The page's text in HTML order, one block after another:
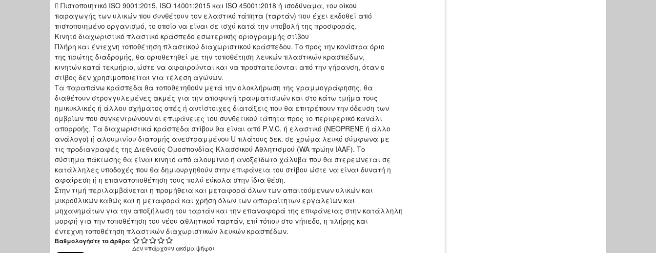
 Πιστοποιητικό ISO 9001:2015, ISO 14001:2015 και ISO 45001:2018 ή ισοδύναμα, του οίκου
παραγωγής των υλικών που συνθέτουν τον ελαστικό τάπητα (ταρτάν) που έχει εκδοθεί από
πιστοποιημένο οργανισμό, το οποίο να είναι σε ισχύ κατά την υποβολή της προσφοράς.
Κινητό διαχωριστικό πλαστικό κράσπεδο εσωτερικής οριογραμμής στίβου
Πλήρη και έντεχνη τοποθέτηση πλαστικού διαχωριστικού κράσπεδου. Το προς την κονίστρα όριο
της πρώτης διαδρομής, θα οριοθετηθεί με την τοποθέτηση λευκών πλαστικών κρασπέδων,
κινητών κατά τεκμήριο, ώστε να αφαιρούνται και να προστατεύονται από την γήρανση, όταν ο
στίβος δεν χρησιμοποιείται για τέλεση αγώνων.
Τα παραπάνω κράσπεδα θα τοποθετηθούν μετά την ολοκλήρωση της γραμμογράφησης, θα
διαθέτουν στρογγυλεμένες ακμές για την αποφυγή τραυματισμών και στο κάτω τμήμα τους
ημικυκλικές ή άλλου σχήματος οπές ή αντίστοιχες διατάξεις που θα επιτρέπουν την όδευση των
ομβρίων που συγκεντρώνουν οι επιφάνειες του συνθετικού τάπητα προς το περιφερικό κανάλι
απορροής. Τα διαχωριστικά κράσπεδα στίβου θα είναι από Ρ.V.C. ή ελαστικό (ΝΕΟΡRΕΝΕ ή άλλο
ανάλογο) ή αλουμινίου διατομής ανεστραμμένου U πλάτους 5εκ. σε χρώμα λευκό σύμφωνα με
τις προδιαγραφές της Διεθνούς Ομοσπονδίας Κλασσικού Αθλητισμού (WA πρώην ΙΑΑF). Το
σύστημα πάκτωσης θα είναι κινητό από αλουμίνιο ή ανοξείδωτο χάλυβα που θα στερεώνεται σε
κατάλληλες υποδοχές που θα δημιουργηθούν στην επιφάνεια του στίβου ώστε να είναι δυνατή η
αφαίρεση ή η επανατοποθέτηση τους πολύ εύκολα στην ίδια θέση.
Στην τιμή περιλαμβάνεται η προμήθεια και μεταφορά όλων των απαιτούμενων υλικών και
μικροϋλικών καθώς και η μεταφορά και χρήση όλων των απαραίτητων εργαλείων και
μηχανημάτων για την αποξήλωση του ταρτάν και την επαναφορά της επιφάνειας στην κατάλληλη
μορφή για την τοποθέτηση του νέου αθλητικού ταρτάν, επί τόπου στο γήπεδο, η πλήρης και
έντεχνη τοποθέτηση πλαστικών διαχωριστικών λευκών κρασπέδων.
Βαθμολογήστε το άρθρο:
Δεν υπάρχουν ακόμα ψήφοι